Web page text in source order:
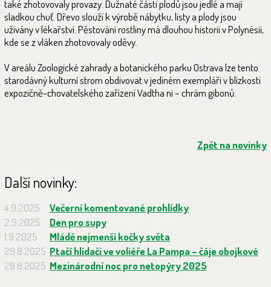
také zhotovovaly provazy. Dužnaté části plodů jsou jedlé a mají
sladkou chuť. Dřevo slouží k výrobě nábytku, listy a plody jsou
užívány v lékařství. Pěstování rostliny má dlouhou historii v Polynésii,
kde se z vláken zhotovovaly oděvy.
V areálu Zoologické zahrady a botanického parku Ostrava lze tento
starodávný kulturní strom obdivovat v jediném exempláři v blízkosti
expozičně-chovatelského zařízení Vadtha ni – chrám gibonů.
Zpět na novinky
Další novinky:
4.9.2025
Večerní komentované prohlídky
2.9.2025
Den pro supy
1.9.2025
Mládě nejmenší kočky světa
29.8.2025 Ptačí hlídači ve voliéře La Pampa – čáje obojkové
28.8.2025 Mezinárodní noc pro netopýry 2025